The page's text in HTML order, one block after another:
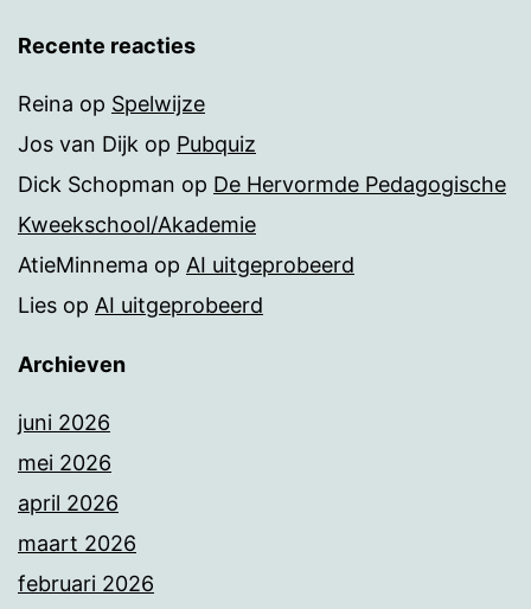
Recente reacties
Reina op Spelwijze
Jos van Dijk op Pubquiz
Dick Schopman op De Hervormde Pedagogische
Kweekschool/Akademie
AtieMinnema op AI uitgeprobeerd
Lies op AI uitgeprobeerd
Archieven
juni 2026
mei 2026
april 2026
maart 2026
februari 2026